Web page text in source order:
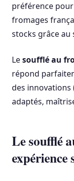
préférence
fromages
stocks grâce au
Lesoufflé au
répond
des innovations
adaptés,
Le soufflé
expérience